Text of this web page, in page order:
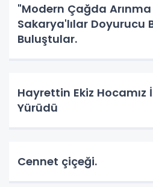
"Modern Çağda
Sakarya'lılar Doyurucu
Buluştular.
Hayrettin Ekiz Hocamız
Yürüdü
Cennet çiçeği.